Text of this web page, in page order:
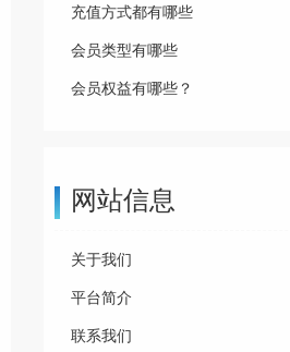
充值方式都有哪些
会员类型有哪些
会员权益有哪些？
网站信息
关于我们
平台简介
联系我们